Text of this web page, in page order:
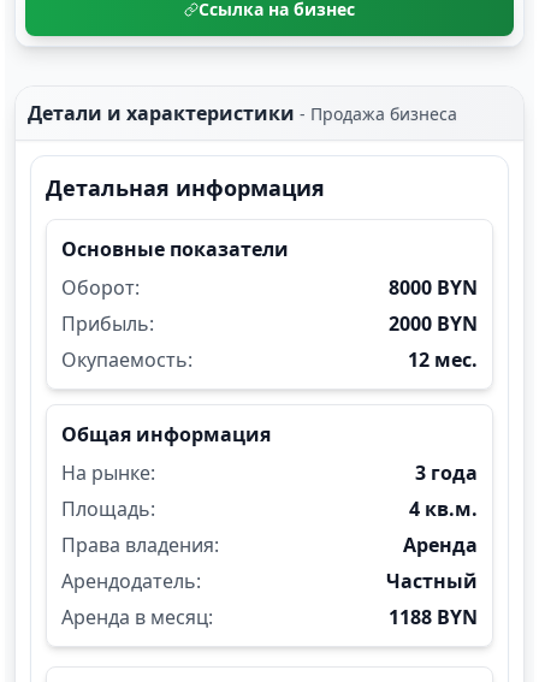
Ссылка на бизнес
Детали и характеристики - Продажа бизнеса
Детальная информация
Основные показатели
Оборот:
8000 BYN
Прибыль:
2000 BYN
Окупаемость:
12 мес.
Общая информация
На рынке:
3 года
Площадь:
4 кв.м.
Права владения:
Аренда
Арендодатель:
Частный
Аренда в месяц:
1188 BYN